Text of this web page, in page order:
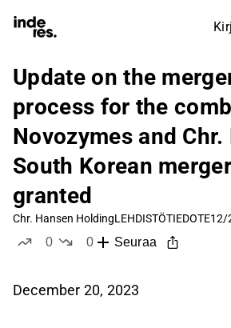
Update on the
process for the
Novozymes and Chr.
South Korean
granted
Chr. Hansen HoldingLEHDISTÖTIEDOTE12/
0
0
Seuraa
December 20, 2023